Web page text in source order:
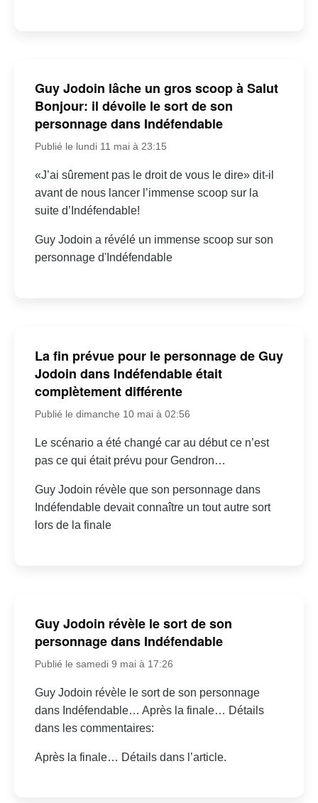
Guy Jodoin lâche un gros scoop à Salut
Bonjour: il dévoile le sort de son
personnage dans Indéfendable
Publié le lundi 11 mai à 23:15
«J’ai sûrement pas le droit de vous le dire» dit-il
avant de nous lancer l’immense scoop sur la
suite d’Indéfendable!
Guy Jodoin a révélé un immense scoop sur son
personnage d'Indéfendable
La fin prévue pour le personnage de Guy
Jodoin dans Indéfendable était
complètement différente
Publié le dimanche 10 mai à 02:56
Le scénario a été changé car au début ce n’est
pas ce qui était prévu pour Gendron…
Guy Jodoin révèle que son personnage dans
Indéfendable devait connaître un tout autre sort
lors de la finale
Guy Jodoin révèle le sort de son
personnage dans Indéfendable
Publié le samedi 9 mai à 17:26
Guy Jodoin révèle le sort de son personnage
dans Indéfendable… Après la finale… Détails
dans les commentaires:
Après la finale… Détails dans l’article.